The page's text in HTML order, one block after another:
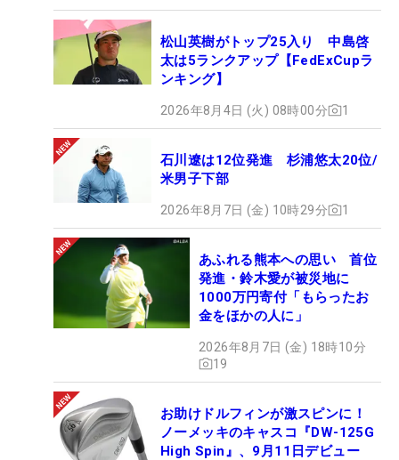
松山英樹がトップ25入り 中島啓
太は5ランクアップ【FedExCupラ
ンキング】
2026年8月4日 (火) 08時00分 1
石川遼は12位発進 杉浦悠太20位/
米男子下部
2026年8月7日 (金) 10時29分 1
あふれる熊本への思い 首位
発進・鈴木愛が被災地に
1000万円寄付「もらったお
金をほかの人に」
2026年8月7日 (金) 18時10分
19
お助けドルフィンが激スピンに！
ノーメッキのキャスコ『DW-125G
High Spin』、9月11日デビュー